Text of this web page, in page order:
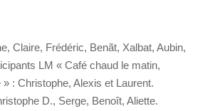
Claire, Frédéric, Benãt, Xalbat, Aubin,
LM « Café chaud le matin,
: Christophe, Alexis et Laurent.
D., Serge, Benoît, Aliette.